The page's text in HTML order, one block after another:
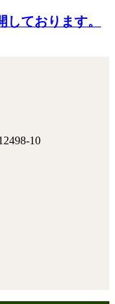
ております。
10